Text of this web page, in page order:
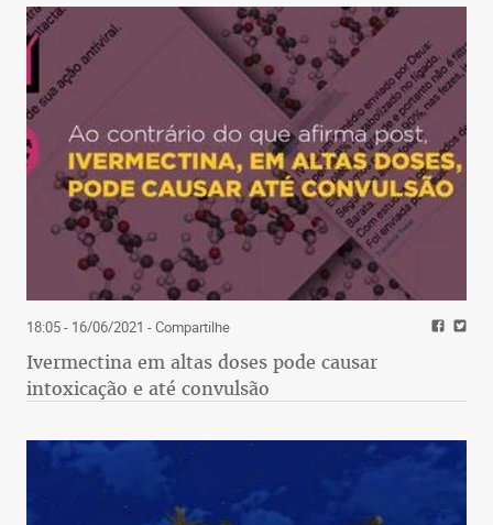
18:05 - 16/06/2021 - Compartilhe
Ivermectina em altas doses pode causar
intoxicação e até convulsão